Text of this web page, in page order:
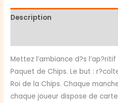
chips
Description
Mettez l’ambiance d?s
Paquet de Chips. Le but :
Roi de la Chips. Chaque
chaque joueur dispose de